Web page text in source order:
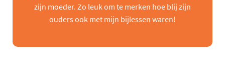
zijn moeder. Zo leuk om te merken hoe blij zijn
ouders ook met mijn bijlessen waren!